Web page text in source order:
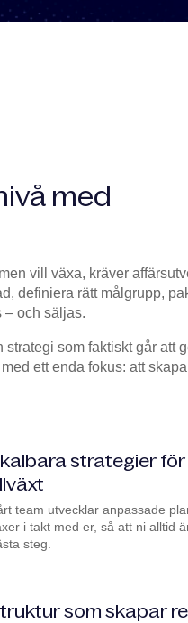
med
vill växa, kräver
definiera rätt målgrupp,
– och säljas.
som faktiskt går att
ett enda fokus: att
strategier
team utvecklar anpassade
i takt med er, så att ni alltid
steg.
som skapar